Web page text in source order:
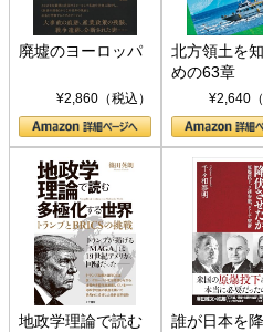
廃墟のヨーロッパ
¥2,860（税込）
北方領土を
めの63章
¥2,640（
地政学理論で読む
誰が日本を